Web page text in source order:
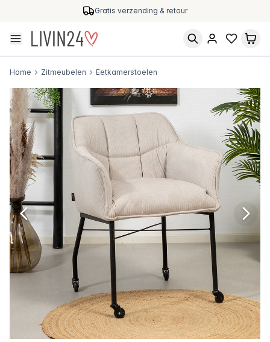
Gratis verzending & retour
Home Zitmeubelen Eetkamerstoelen